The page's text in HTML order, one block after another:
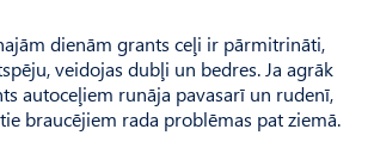
dienām grants ceļi ir pārmitrināti,
veidojas dubļi un bedres. Ja agrāk
autoceļiem runāja pavasarī un rudenī,
braucējiem rada problēmas pat ziemā.